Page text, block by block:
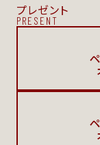
プレゼント
PRESENT